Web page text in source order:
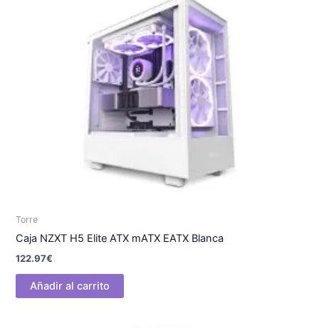
Torre
Caja NZXT H5 Elite ATX mATX EATX Blanca
122.97€
Añadir al carrito